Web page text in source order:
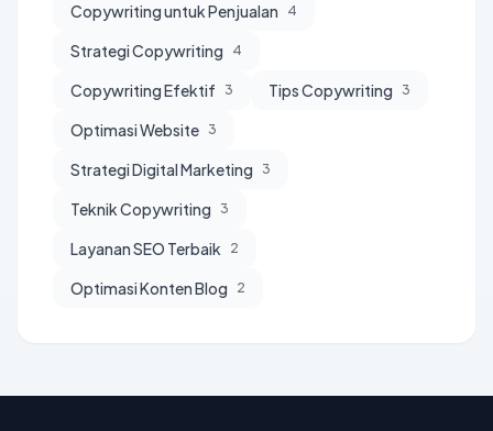
Copywriting untuk Penjualan 4
Strategi Copywriting 4
Copywriting Efektif 3 Tips Copywriting 3
Optimasi Website 3
Strategi Digital Marketing 3
Teknik Copywriting 3
Layanan SEO Terbaik 2
Optimasi Konten Blog 2